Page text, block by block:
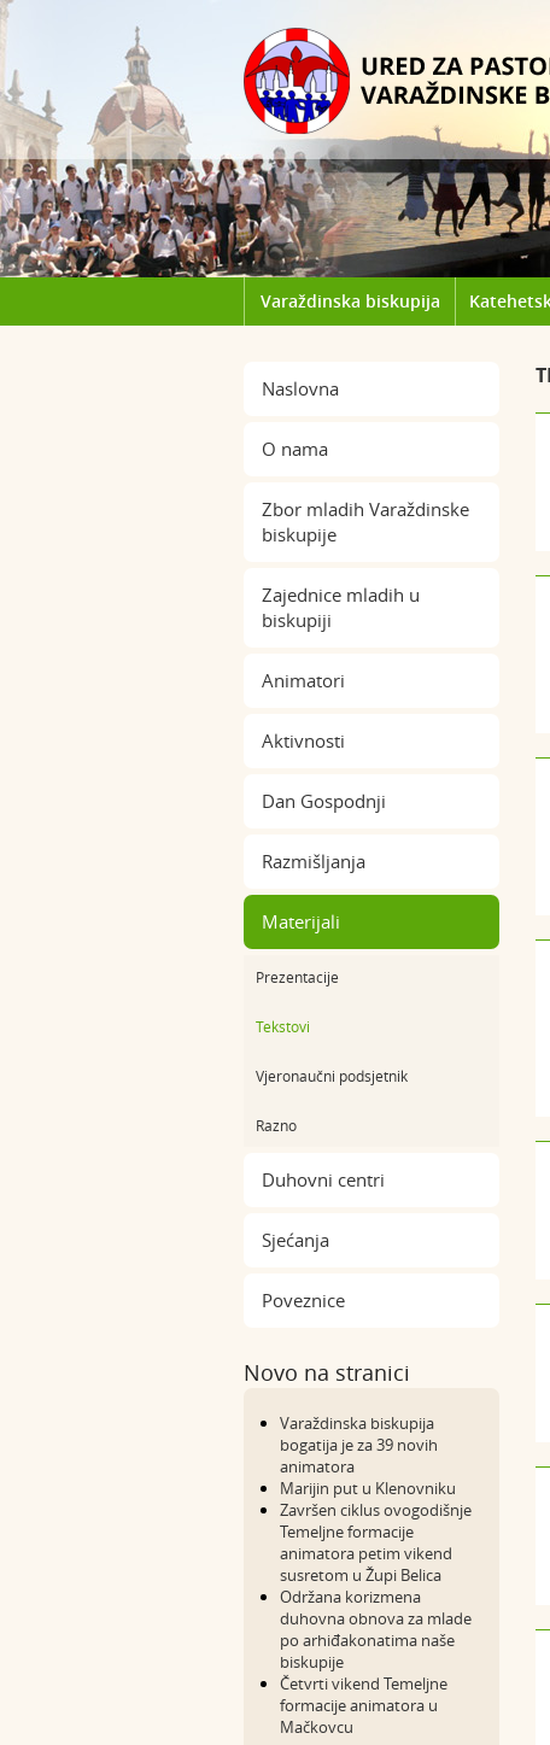
Varaždinska biskupija
Naslovna
O nama
Zbor mladih Varaždinske
biskupije
Zajednice mladih u
biskupiji
Animatori
Aktivnosti
Dan Gospodnji
Razmišljanja
Materijali
Prezentacije
Tekstovi
Vjeronaučni podsjetnik
Razno
Duhovni centri
Sjećanja
Poveznice
Novo na stranici
Varaždinska biskupija
bogatija je za 39 novih
animatora
Marijin put u Klenovniku
Završen ciklus ovogodišnje
Temeljne formacije
animatora petim vikend
susretom u Župi Belica
Održana korizmena
duhovna obnova za mlade
po arhiđakonatima naše
biskupije
Četvrti vikend Temeljne
formacije animatora u
Mačkovcu